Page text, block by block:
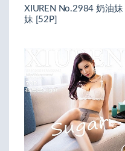
XIUREN No.2984 奶油妹
妹 [52P]